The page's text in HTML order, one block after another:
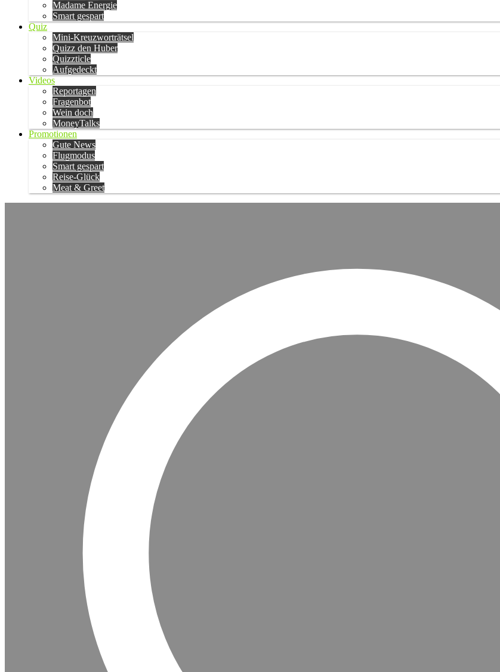
Madame Energie
Smart gespart
Quiz
Mini-Kreuzworträtsel
Quizz den Huber
Quizzticle
Aufgedeckt
Videos
Reportagen
Fragenbot
Wein doch
MoneyTalks
Promotionen
Gute News
Flugmodus
Smart gespart
Reise-Glück
Meat & Greet